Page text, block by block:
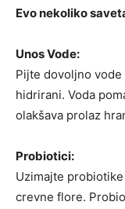
Evo nekoliko
Unos Vode:
Pijte dovoljno vode
hidrirani. Voda
olakšava prolaz
Probiotici:
Uzimajte
crevne flore.